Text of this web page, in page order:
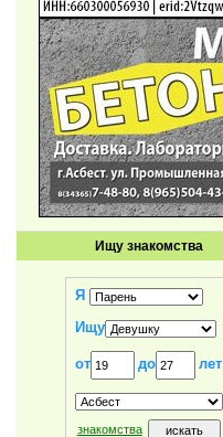
Ищу знакомства
Я
Ищу
от до лет
знакомства